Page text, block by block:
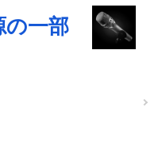
の一部